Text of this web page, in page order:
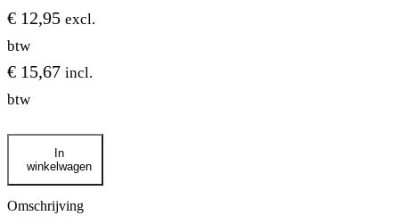
€ 12,95 excl.
btw
€ 15,67 incl.
btw
Autoglym
Tyre
Dressing
aantal
In
winkelwagen
Omschrijving